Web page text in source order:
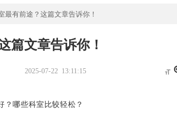
最有前途？这篇文章告诉你！
篇文章告诉你！
2025-07-22 13:11:15 
？哪些科室比较轻松？